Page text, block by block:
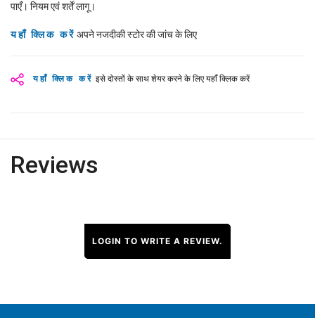
यहाँ क्लिक करें इसे दोस्तों के साथ शेयर करने के लिए यहाँ क्लिक करें
पाएँ। नियम एवं शर्तें लागू।
यहाँ क्लिक करें अपने नजदीकी स्टोर की जांच के लिए
Reviews
LOGIN TO WRITE A REVIEW.